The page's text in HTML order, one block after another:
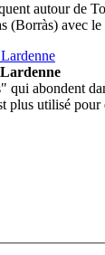
autour de
(Borràs) avec
qui abondent
plus utilisé pour